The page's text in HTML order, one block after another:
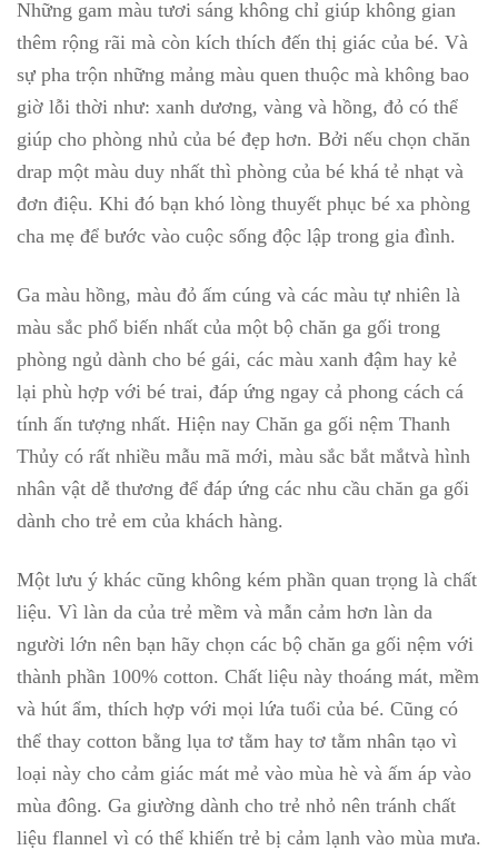
Những gam màu tươi sáng không chỉ giúp không gian
thêm rộng rãi mà còn kích thích đến thị giác của bé. Và
sự pha trộn những mảng màu quen thuộc mà không bao
giờ lỗi thời như: xanh dương, vàng và hồng, đỏ có thể
giúp cho phòng nhủ của bé đẹp hơn. Bởi nếu chọn chăn
drap một màu duy nhất thì phòng của bé khá tẻ nhạt và
đơn điệu. Khi đó bạn khó lòng thuyết phục bé xa phòng
cha mẹ để bước vào cuộc sống độc lập trong gia đình.
Ga màu hồng, màu đỏ ấm cúng và các màu tự nhiên là
màu sắc phổ biến nhất của một bộ chăn ga gối trong
phòng ngủ dành cho bé gái, các màu xanh đậm hay kẻ
lại phù hợp với bé trai, đáp ứng ngay cả phong cách cá
tính ấn tượng nhất. Hiện nay Chăn ga gối nệm Thanh
Thủy có rất nhiều mẫu mã mới, màu sắc bắt mắtvà hình
nhân vật dễ thương để đáp ứng các nhu cầu chăn ga gối
dành cho trẻ em của khách hàng.
Một lưu ý khác cũng không kém phần quan trọng là chất
liệu. Vì làn da của trẻ mềm và mẫn cảm hơn làn da
người lớn nên bạn hãy chọn các bộ chăn ga gối nệm với
thành phần 100% cotton. Chất liệu này thoáng mát, mềm
và hút ẩm, thích hợp với mọi lứa tuổi của bé. Cũng có
thể thay cotton bằng lụa tơ tằm hay tơ tằm nhân tạo vì
loại này cho cảm giác mát mẻ vào mùa hè và ấm áp vào
mùa đông. Ga giường dành cho trẻ nhỏ nên tránh chất
liệu flannel vì có thể khiến trẻ bị cảm lạnh vào mùa mưa.